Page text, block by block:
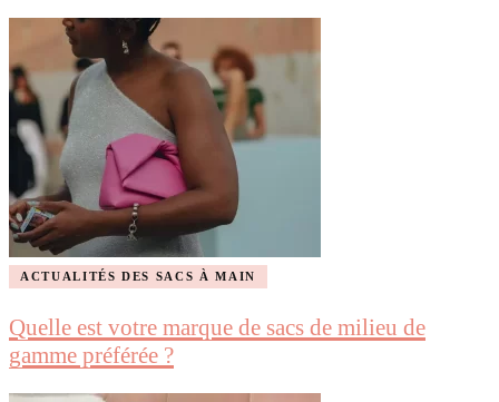
ACTUALITÉS DES SACS À MAIN
Quelle est votre marque de sacs de milieu de
gamme préférée ?